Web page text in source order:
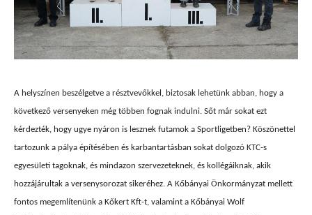
A helyszínen beszélgetve a résztvevőkkel, biztosak lehetünk abban, hogy a
következő versenyeken még többen fognak indulni. Sőt már sokat ezt
kérdezték, hogy ugye nyáron is lesznek futamok a Sportligetben? Köszönettel
tartozunk a pálya építésében és karbantartásban sokat dolgozó KTC-s
egyesületi tagoknak, és mindazon szervezeteknek, és kollégáiknak, akik
hozzájárultak a versenysorozat sikeréhez. A Kőbányai Önkormányzat mellett
fontos megemlítenünk a Kőkert Kft-t, valamint a Kőbányai Wolf